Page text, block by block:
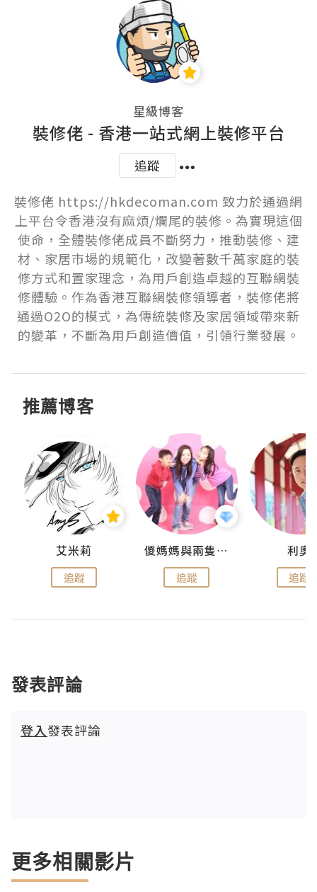
星級博客
裝修佬 - 香港一站式網上裝修平台
追蹤
裝修佬 https://hkdecoman.com 致力於通過網
上平台令香港沒有麻煩/爛尾的裝修。為實現這個
使命，全體裝修佬成員不斷努力，推動裝修、建
材、家居市場的規範化，改變著數千萬家庭的裝
修方式和置家理念，為用戶創造卓越的互聯網裝
修體驗。作為香港互聯網裝修領導者，裝修佬將
通過O2O的模式，為傳統裝修及家居領域帶來新
的變革，不斷為用戶創造價值，引領行業發展。
推薦博客
艾米莉
追蹤
儍媽媽與兩隻小魔怪之家
追蹤
利奧
追蹤
發表評論
登入發表評論
更多相關影片